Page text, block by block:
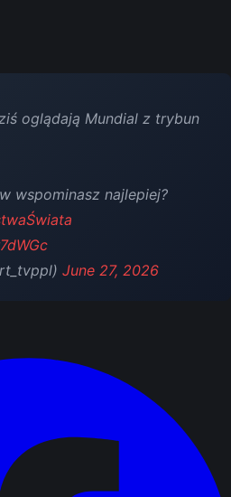
oglądają Mundial z trybun
wspominasz najlepiej?
June 27, 2026